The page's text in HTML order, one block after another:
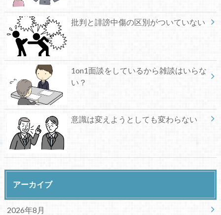
批判と誹謗中傷の区別がついていない
1on1面談をしているから雑談はいらな
い？
意識は変えようとしても変わらない
アーカイブ
2026年8月